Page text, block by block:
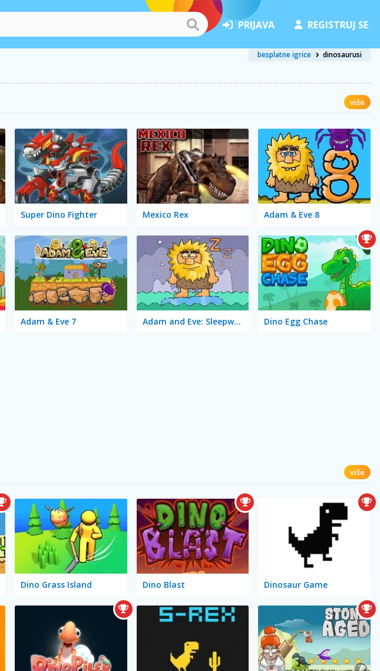
PRIJAVA REGISTRUJ SE
besplatne igrice dinosaurusi
više
Super Dino Fighter Mexico Rex Adam & Eve 8
Adam & Eve 7 Adam and Eve: Sleepwalker Dino Egg Chase
više
Dino Grass Island Dino Blast Dinosaur Game